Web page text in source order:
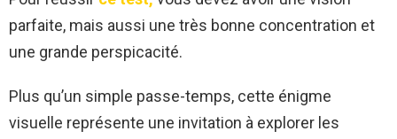
parfaite, mais aussi une très bonne concentration et
une grande perspicacité.
Plus qu’un simple passe-temps, cette énigme
visuelle représente une invitation à explorer les